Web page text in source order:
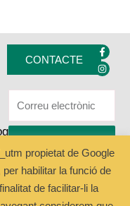
CONTACTE
F
a
c
e
-
I
n
s
t
m
propietat de Google
habilitar la funció de
de facilitar-li la